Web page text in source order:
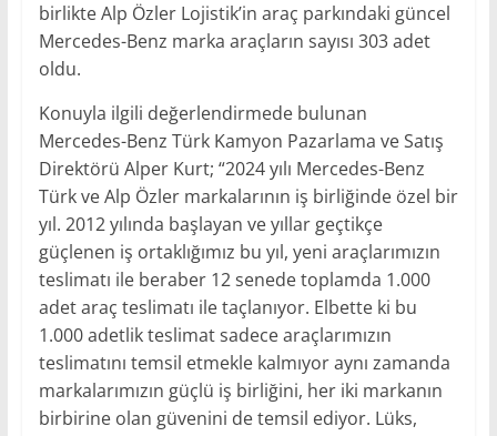
birlikte Alp Özler Lojistik’in araç parkındaki güncel
Mercedes-Benz marka araçların sayısı 303 adet
oldu.
Konuyla ilgili değerlendirmede bulunan
Mercedes-Benz Türk Kamyon Pazarlama ve Satış
Direktörü Alper Kurt; “2024 yılı Mercedes-Benz
Türk ve Alp Özler markalarının iş birliğinde özel bir
yıl. 2012 yılında başlayan ve yıllar geçtikçe
güçlenen iş ortaklığımız bu yıl, yeni araçlarımızın
teslimatı ile beraber 12 senede toplamda 1.000
adet araç teslimatı ile taçlanıyor. Elbette ki bu
1.000 adetlik teslimat sadece araçlarımızın
teslimatını temsil etmekle kalmıyor aynı zamanda
markalarımızın güçlü iş birliğini, her iki markanın
birbirine olan güvenini de temsil ediyor. Lüks,